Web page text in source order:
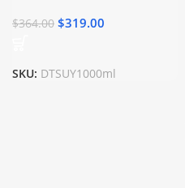
$364.00 $319.00
SKU: DTSUY1000ml